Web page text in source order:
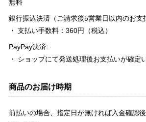
無料
銀行振込決済（ご請求後5営業日以内のお支
・ 支払い手数料：360円（税込）
PayPay決済:
・ ショップにて発送処理後お支払いが確定
商品のお届け時期
前払いの場合、指定日が無ければ入金確認